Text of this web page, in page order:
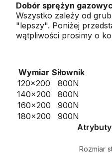
Dobór sprężyn
Wszystko zależy od
"lepszy". Poniżej
wątpliwości prosimy o
Wymiar Siłownik
120x200
800N
140x200
800N
160x200
900N
180x200
900N
Rozmiar